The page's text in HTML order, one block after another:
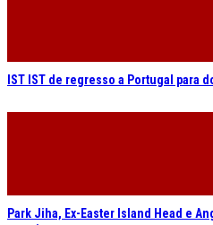
IST IST de regresso a Portugal para
Park Jiha, Ex-Easter Island Head e